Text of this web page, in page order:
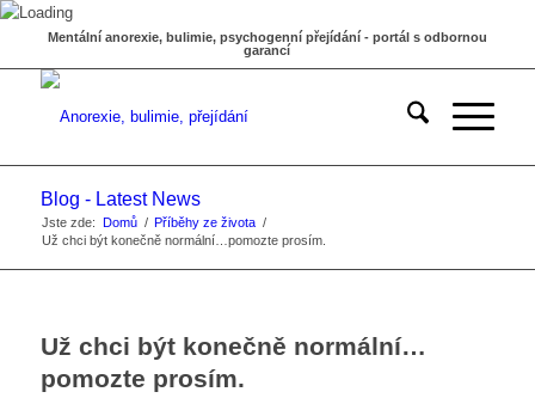
Mentální anorexie, bulimie, psychogenní přejídání - portál s odbornou
garancí
Blog - Latest News
Jste zde: Domů / Příběhy ze života /
Už chci být konečně normální…pomozte prosím.
Už chci být konečně normální…
pomozte prosím.